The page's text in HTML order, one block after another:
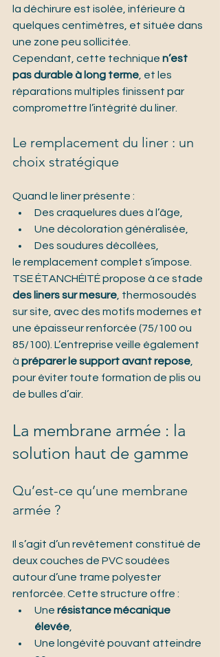
la déchirure est isolée, inférieure à
quelques centimètres, et située dans
une zone peu sollicitée.
Cependant, cette technique n’est
pas durable à long terme , et les
réparations multiples finissent par
compromettre l’intégrité du liner.
Le remplacement du liner : un
choix stratégique
Quand le liner présente :
Des craquelures dues à l’âge,
Une décoloration généralisée,
Des soudures décollées,
le remplacement complet s’impose.
TSE ÉTANCHÉITÉ propose à ce stade
des liners sur mesure , thermosoudés
sur site, avec des motifs modernes et
une épaisseur renforcée (75/100 ou
85/100). L’entreprise veille également
à préparer le support avant repose
pour éviter toute formation de plis ou
de bulles d’air.
La membrane armée : la
solution haut de gamme
Qu’est-ce qu’une membrane
armée ?
Il s’agit d’un revêtement constitué de
deux couches de PVC soudées
autour d’une trame polyester
renforcée. Cette structure offre :
Une résistance mécanique
élevée
Une longévité pouvant atteindre